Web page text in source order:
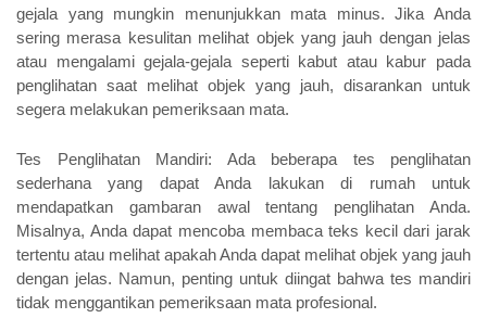
gejala yang mungkin menunjukkan mata minus. Jika Anda
sering merasa kesulitan melihat objek yang jauh dengan jelas
atau mengalami gejala-gejala seperti kabut atau kabur pada
penglihatan saat melihat objek yang jauh, disarankan untuk
segera melakukan pemeriksaan mata.
Tes Penglihatan Mandiri: Ada beberapa tes penglihatan
sederhana yang dapat Anda lakukan di rumah untuk
mendapatkan gambaran awal tentang penglihatan Anda.
Misalnya, Anda dapat mencoba membaca teks kecil dari jarak
tertentu atau melihat apakah Anda dapat melihat objek yang jauh
dengan jelas. Namun, penting untuk diingat bahwa tes mandiri
tidak menggantikan pemeriksaan mata profesional.